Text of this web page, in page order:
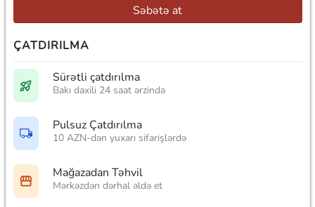
Səbətə at
ÇATDIRILMA
Sürətli çatdırılma
Bakı daxili 24 saat ərzində
Pulsuz Çatdırılma
10 AZN-dən yuxarı sifarişlərdə
Mağazadan Təhvil
Mərkəzdən dərhal əldə et